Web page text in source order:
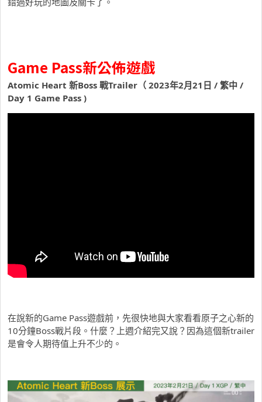
Game Pass新公佈遊戲
Atomic Heart 新Boss 戰Trailer（ 2023年2月21日 / 繁中 /
Day 1 Game Pass )
在說新的Game Pass遊戲前，先很快地與大家看看原子之心新的
10分鐘Boss戰片段。什麼？上週介紹完又說？因為這個新trailer
是會令人期待值上升不少的。